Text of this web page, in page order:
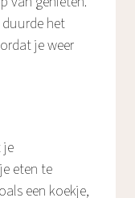
het
je weer
je
eten te
een koekje,